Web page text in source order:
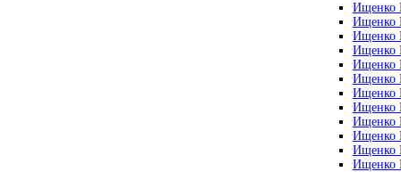
Ищенко
Ищенко
Ищенко
Ищенко
Ищенко
Ищенко
Ищенко
Ищенко
Ищенко
Ищенко
Ищенко
Ищенко